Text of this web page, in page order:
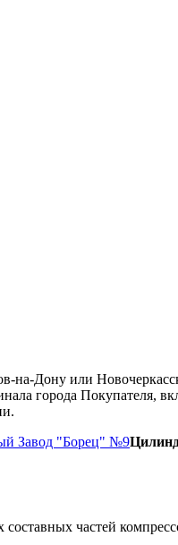
на-Дону или
города Покупателя,
Завод "Борец" №9
частей